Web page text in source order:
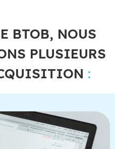
BTOB, NOUS
PLUSIEURS
: